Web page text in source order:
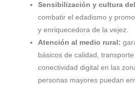
Sensibilización y cultura
combatir el edadismo y
y enriquecedora de la vejez.
Atención al medio rural:
básicos de calidad,
conectividad digital en las
personas mayores puedan